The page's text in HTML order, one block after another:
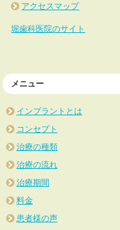
アクセスマップ
堀歯科医院のサイト
メニュー
インプラントとは
コンセプト
治療の種類
治療の流れ
治療期間
料金
患者様の声